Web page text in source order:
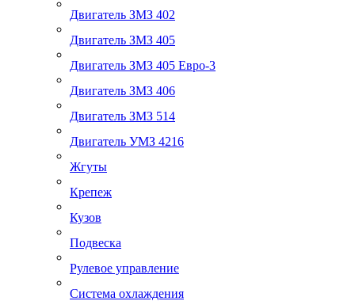
Двигатель ЗМЗ 402
Двигатель ЗМЗ 405
Двигатель ЗМЗ 405 Евро-3
Двигатель ЗМЗ 406
Двигатель ЗМЗ 514
Двигатель УМЗ 4216
Жгуты
Крепеж
Кузов
Подвеска
Рулевое управление
Система охлаждения